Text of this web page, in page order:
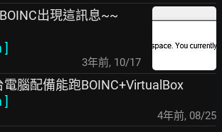
出現這訊息~~
]
3年前, 10/17
電腦配備能跑BOINC+VirtualBox
]
4年前, 08/25